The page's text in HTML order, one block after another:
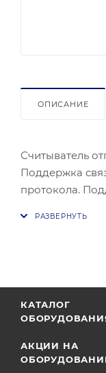
ОПИСАНИЕ
Считыватель
Поддержка
протокола.
КАТАЛОГ
АКЦИИ НА